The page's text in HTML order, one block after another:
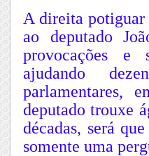
A direita potiguar
ao deputado
provocações e
ajudando
parlamentares,
deputado trouxe
décadas, será
somente uma